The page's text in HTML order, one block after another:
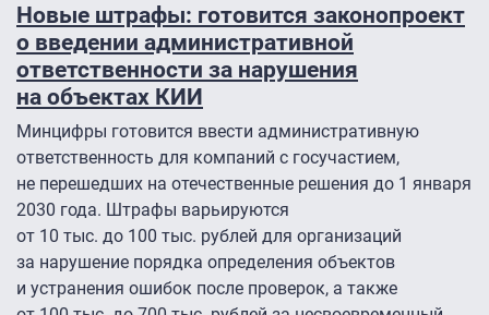
Новые штрафы: готовится законопроект
о введении административной
ответственности за нарушения
на объектах КИИ
Минцифры готовится ввести административную
ответственность для компаний с госучастием,
не перешедших на отечественные решения до 1 января
2030 года. Штрафы варьируются
от 10 тыс. до 100 тыс. рублей для организаций
за нарушение порядка определения объектов
и устранения ошибок после проверок, а также